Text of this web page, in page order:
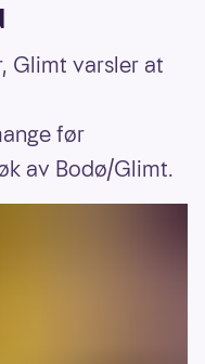
Glimt varsler at
før
av Bodø/Glimt.